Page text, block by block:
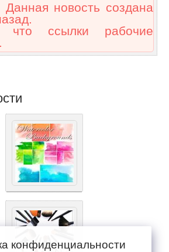
Данная новость создана
что ссылки рабочие
конфиденциальности